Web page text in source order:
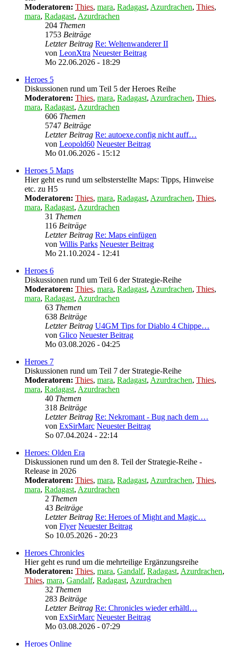
Moderatoren: Thies, mara, Radagast, Azurdrachen, Thies,
mara, Radagast, Azurdrachen
204 Themen
1753 Beiträge
Letzter Beitrag Re: Weltenwanderer II
von LeonXtra Neuester Beitrag
Mo 22.06.2026 - 18:29
Heroes 5
Diskussionen rund um Teil 5 der Heroes Reihe
Moderatoren: Thies, mara, Radagast, Azurdrachen, Thies,
mara, Radagast, Azurdrachen
606 Themen
5747 Beiträge
Letzter Beitrag Re: autoexe.config nicht auff…
von Leopold60 Neuester Beitrag
Mo 01.06.2026 - 15:12
Heroes 5 Maps
Hier geht es rund um selbsterstellte Maps: Tipps, Hinweise
etc. zu H5
Moderatoren: Thies, mara, Radagast, Azurdrachen, Thies,
mara, Radagast, Azurdrachen
31 Themen
116 Beiträge
Letzter Beitrag Re: Maps einfügen
von Willis Parks Neuester Beitrag
Mo 21.10.2024 - 12:41
Heroes 6
Diskussionen rund um Teil 6 der Strategie-Reihe
Moderatoren: Thies, mara, Radagast, Azurdrachen, Thies,
mara, Radagast, Azurdrachen
63 Themen
638 Beiträge
Letzter Beitrag U4GM Tips for Diablo 4 Chippe…
von Glico Neuester Beitrag
Mo 03.08.2026 - 04:25
Heroes 7
Diskussionen rund um Teil 7 der Strategie-Reihe
Moderatoren: Thies, mara, Radagast, Azurdrachen, Thies,
mara, Radagast, Azurdrachen
40 Themen
318 Beiträge
Letzter Beitrag Re: Nekromant - Bug nach dem …
von ExSirMarc Neuester Beitrag
So 07.04.2024 - 22:14
Heroes: Olden Era
Diskussionen rund um den 8. Teil der Strategie-Reihe -
Release in 2026
Moderatoren: Thies, mara, Radagast, Azurdrachen, Thies,
mara, Radagast, Azurdrachen
2 Themen
43 Beiträge
Letzter Beitrag Re: Heroes of Might and Magic…
von Flyer Neuester Beitrag
So 10.05.2026 - 20:23
Heroes Chronicles
Hier geht es rund um die mehrteilige Ergänzungsreihe
Moderatoren: Thies, mara, Gandalf, Radagast, Azurdrachen,
Thies, mara, Gandalf, Radagast, Azurdrachen
32 Themen
283 Beiträge
Letzter Beitrag Re: Chronicles wieder erhältl…
von ExSirMarc Neuester Beitrag
Mo 03.08.2026 - 07:29
Heroes Online